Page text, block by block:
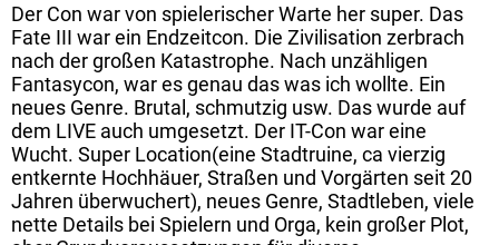
Der Con war von spielerischer Warte her super. Das
Fate III war ein Endzeitcon. Die Zivilisation zerbrach
nach der großen Katastrophe. Nach unzähligen
Fantasycon, war es genau das was ich wollte. Ein
neues Genre. Brutal, schmutzig usw. Das wurde auf
dem LIVE auch umgesetzt. Der IT-Con war eine
Wucht. Super Location(eine Stadtruine, ca vierzig
entkernte Hochhäuer, Straßen und Vorgärten seit 20
Jahren überwuchert), neues Genre, Stadtleben, viele
nette Details bei Spielern und Orga, kein großer Plot,